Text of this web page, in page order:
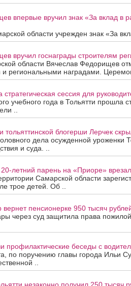
впервые вручил знак «За вклад в
области учрежден знак «За
вручил госнаграды строителям
области Вячеслав Федорищев
и региональными наградами.
сессия для
учебного года в Тольятти прошла
..
блогерши Лерчек
дела осужденной уроженки
и суда. ..
летний парень на «Приоре»
Самарской области
трое детей. Об ..
пенсионерке 950 тысяч
через суд защитила права
профилактические беседы с
по поручению главы города Ильи
..